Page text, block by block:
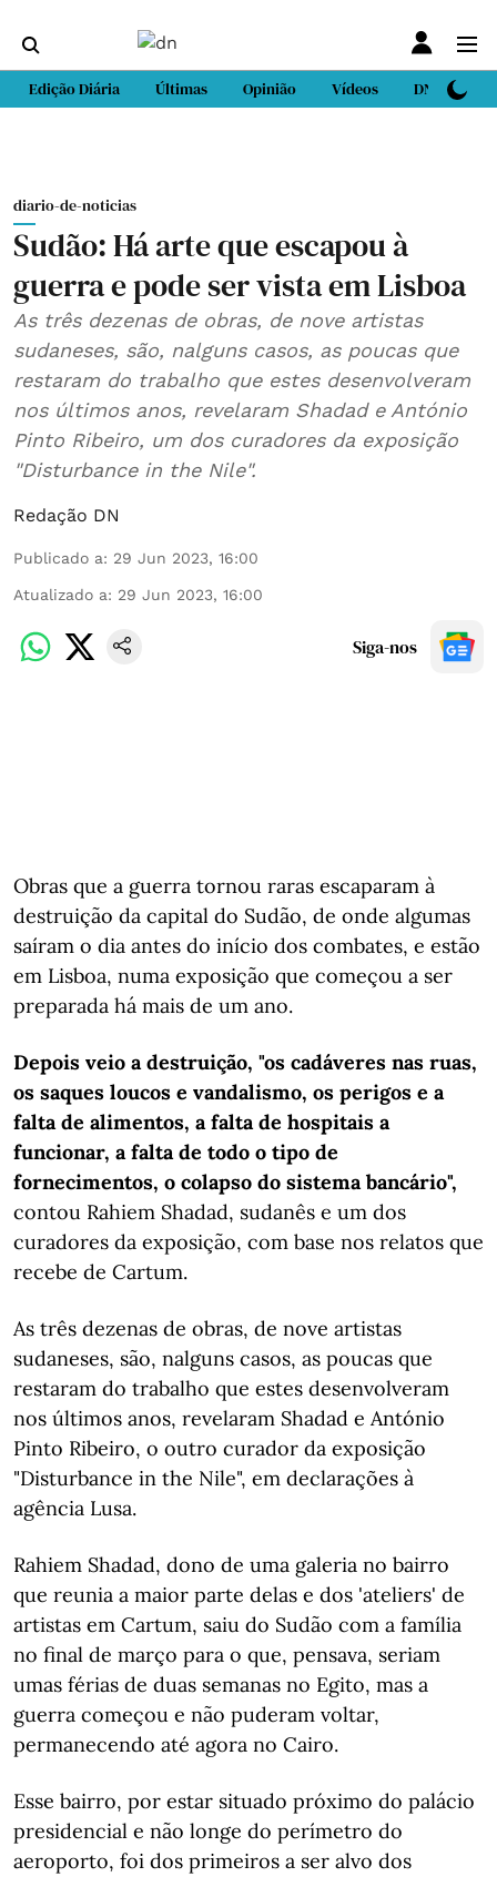
Edição Diária Últimas Opinião Vídeos DN Sport
diario-de-noticias
Sudão: Há arte que escapou à
guerra e pode ser vista em Lisboa
As três dezenas de obras, de nove artistas
sudaneses, são, nalguns casos, as poucas que
restaram do trabalho que estes desenvolveram
nos últimos anos, revelaram Shadad e António
Pinto Ribeiro, um dos curadores da exposição
"Disturbance in the Nile".
Redação DN
Publicado a: 29 Jun 2023, 16:00
Atualizado a: 29 Jun 2023, 16:00
Siga-nos
Obras que a guerra tornou raras escaparam à
destruição da capital do Sudão, de onde algumas
saíram o dia antes do início dos combates, e estão
em Lisboa, numa exposição que começou a ser
preparada há mais de um ano.
Depois veio a destruição, "os cadáveres nas ruas,
os saques loucos e vandalismo, os perigos e a
falta de alimentos, a falta de hospitais a
funcionar, a falta de todo o tipo de
fornecimentos, o colapso do sistema bancário",
contou Rahiem Shadad, sudanês e um dos
curadores da exposição, com base nos relatos que
recebe de Cartum.
As três dezenas de obras, de nove artistas
sudaneses, são, nalguns casos, as poucas que
restaram do trabalho que estes desenvolveram
nos últimos anos, revelaram Shadad e António
Pinto Ribeiro, o outro curador da exposição
"Disturbance in the Nile", em declarações à
agência Lusa.
Rahiem Shadad, dono de uma galeria no bairro
que reunia a maior parte delas e dos 'ateliers' de
artistas em Cartum, saiu do Sudão com a família
no final de março para o que, pensava, seriam
umas férias de duas semanas no Egito, mas a
guerra começou e não puderam voltar,
permanecendo até agora no Cairo.
Esse bairro, por estar situado próximo do palácio
presidencial e não longe do perímetro do
aeroporto, foi dos primeiros a ser alvo dos